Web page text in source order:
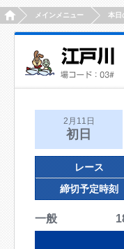
HOMEメインメニュー 本日
2月11日
初日
レース
締切予定時刻
一般